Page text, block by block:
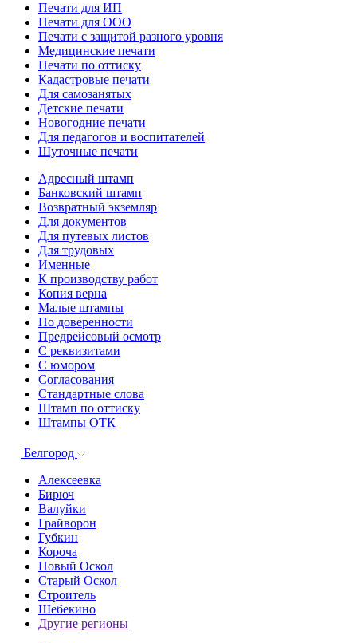
Печати для ИП
Печати для ООО
Печати с защитой разного уровня
Медицинские печати
Печати по оттиску
Кадастровые печати
Для самозанятых
Детские печати
Новогодние печати
Для педагогов и воспитателей
Шуточные печати
Адресный штамп
Банковский штамп
Возвратный экземляр
Для документов
Для путевых листов
Для трудовых
Именные
К производству работ
Копия верна
Малые штампы
По доверенности
Предрейсовый осмотр
С реквизитами
С юмором
Согласования
Стандартные слова
Штамп по оттиску
Штампы ОТК
Белгород
Алексеевка
Бирюч
Валуйки
Грайворон
Губкин
Короча
Новый Оскол
Старый Оскол
Строитель
Шебекино
Другие регионы